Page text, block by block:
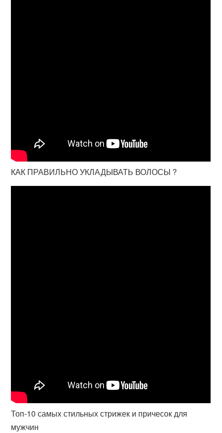
КАК ПРАВИЛЬНО УКЛАДЫВАТЬ ВОЛОСЫ ?
Топ-10 самых стильных стрижек и причесок для
мужчин